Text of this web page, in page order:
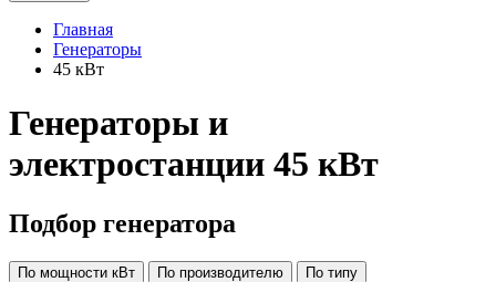
Главная
Генераторы
45 кВт
Генераторы и
электростанции 45 кВт
Подбор генератора
По мощности кВт По производителю По типу